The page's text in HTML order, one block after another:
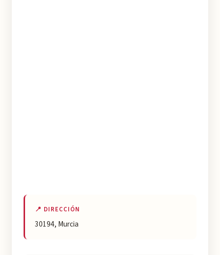
📍 DIRECCIÓN
30194, Murcia